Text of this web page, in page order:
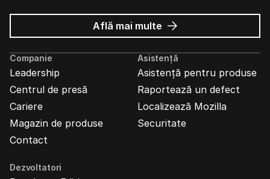
Află mai multe despre
Reclame
Mozilla
Companie
Leadership
Centrul de presă
Cariere
Magazin de produse
Contact
Asistență
Asistență pentru produse
Raportează un defect
Localizează Mozilla
Securitate
Dezvoltatori